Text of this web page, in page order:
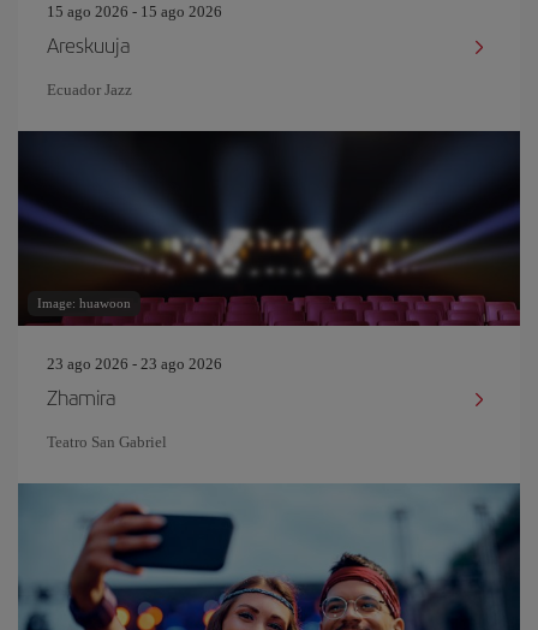
15 ago 2026 - 15 ago 2026
Areskuuja
Ecuador Jazz
Image: huawoon
23 ago 2026 - 23 ago 2026
Zhamira
Teatro San Gabriel